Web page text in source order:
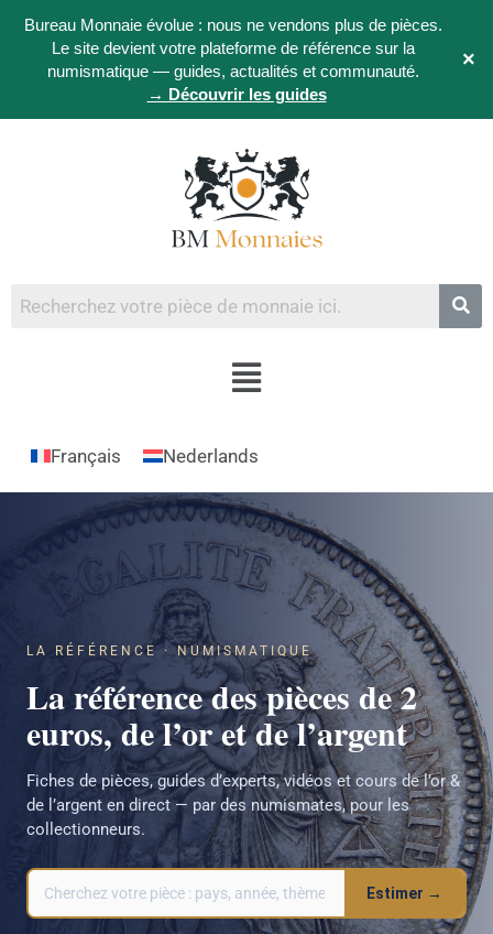
Bureau Monnaie évolue : nous ne vendons plus de pièces.
Le site devient votre plateforme de référence sur la
numismatique — guides, actualités et communauté.
→ Découvrir les guides
×
Français Nederlands
LA RÉFÉRENCE · NUMISMATIQUE
La référence des pièces de 2
euros, de l’or et de l’argent
Fiches de pièces, guides d’experts, vidéos et cours de l’or &
de l’argent en direct — par des numismates, pour les
collectionneurs.
Estimer →